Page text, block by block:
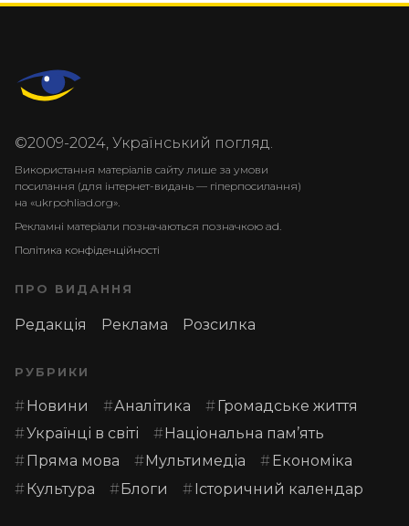
©2009-2024, Український погляд.
Використання матеріалів сайту лише за умови
посилання (для інтернет-видань — гіперпосилання)
на «ukrpohliad.org».
Рекламні матеріали позначаються позначкою ad.
Політика конфіденційності
ПРО ВИДАННЯ
Редакція Реклама Розсилка
РУБРИКИ
Новини Аналітика
Громадське життя
Українці в світі
Національна пам’ять
Пряма мова
Мультимедіа
Економіка
Культура
Блоги Історичний календар